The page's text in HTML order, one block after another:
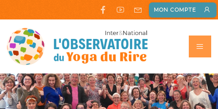
MON COMPTE